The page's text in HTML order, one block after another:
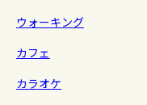
ウォーキング
カフェ
カラオケ